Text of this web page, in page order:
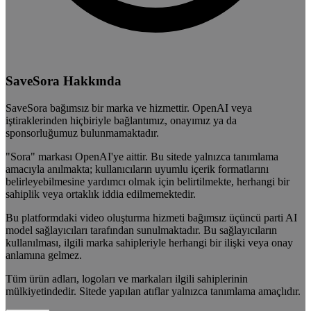
SaveSora Hakkında
SaveSora bağımsız bir marka ve hizmettir. OpenAI veya
iştiraklerinden hiçbiriyle bağlantımız, onayımız ya da
sponsorluğumuz bulunmamaktadır.
"Sora" markası OpenAI'ye aittir. Bu sitede yalnızca tanımlama
amacıyla anılmakta; kullanıcıların uyumlu içerik formatlarını
belirleyebilmesine yardımcı olmak için belirtilmekte, herhangi bir
sahiplik veya ortaklık iddia edilmemektedir.
Bu platformdaki video oluşturma hizmeti bağımsız üçüncü parti AI
model sağlayıcıları tarafından sunulmaktadır. Bu sağlayıcıların
kullanılması, ilgili marka sahipleriyle herhangi bir ilişki veya onay
anlamına gelmez.
Tüm ürün adları, logoları ve markaları ilgili sahiplerinin
mülkiyetindedir. Sitede yapılan atıflar yalnızca tanımlama amaçlıdır.